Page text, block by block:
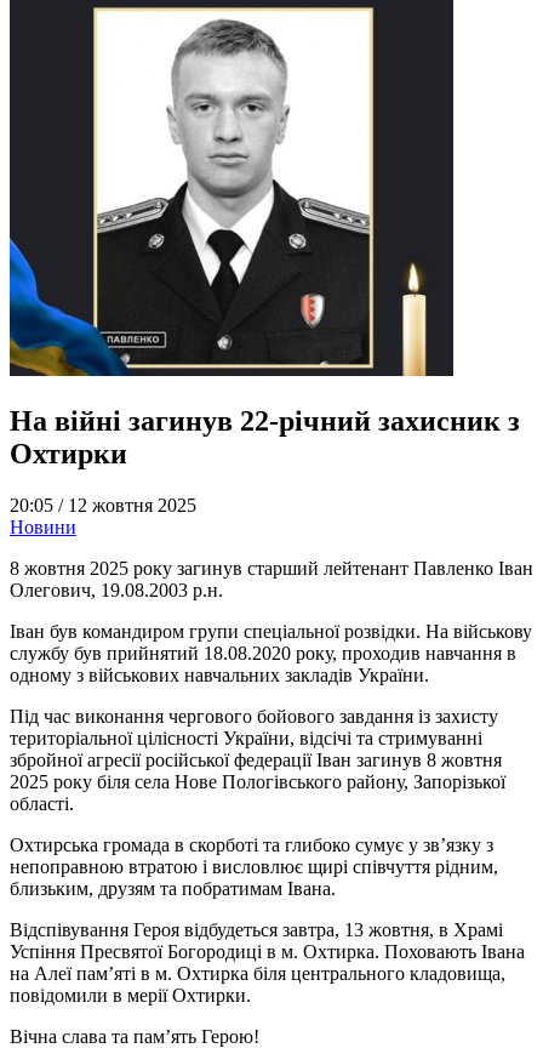
На війні загинув 22-річний захисник з
Охтирки
20:05 / 12 жовтня 2025
Новини
8 жовтня 2025 року загинув старший лейтенант Павленко Іван
Олегович, 19.08.2003 р.н.
Іван був командиром групи спеціальної розвідки. На військову
службу був прийнятий 18.08.2020 року, проходив навчання в
одному з військових навчальних закладів України.
Під час виконання чергового бойового завдання із захисту
територіальної цілісності України, відсічі та стримуванні
збройної агресії російської федерації Іван загинув 8 жовтня
2025 року біля села Нове Пологівського району, Запорізької
області.
Охтирська громада в скорботі та глибоко сумує у зв’язку з
непоправною втратою і висловлює щирі співчуття рідним,
близьким, друзям та побратимам Івана.
Відспівування Героя відбудеться завтра, 13 жовтня, в Храмі
Успіння Пресвятої Богородиці в м. Охтирка. Поховають Івана
на Алеї пам’яті в м. Охтирка біля центрального кладовища,
повідомили в мерії Охтирки.
Вічна слава та пам’ять Герою!